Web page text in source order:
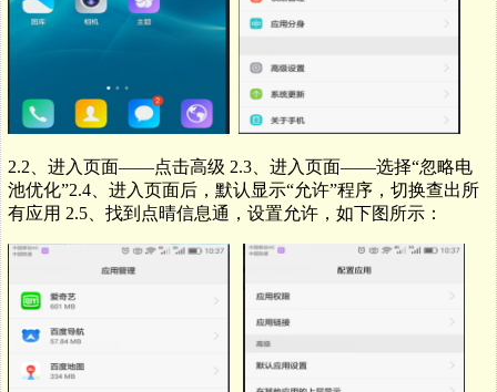
2.2、进入页面——点击高级 2.3、进入页面——选择“忽略电
池优化”2.4、进入页面后，默认显示“允许”程序，切换查出所
有应用 2.5、找到点晴信息通，设置允许，如下图所示：